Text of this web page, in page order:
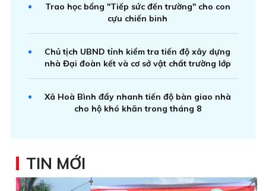
Trao học bổng "Tiếp sức đến trường" cho con
cựu chiến binh
Chủ tịch UBND tỉnh kiểm tra tiến độ xây dựng
nhà Đại đoàn kết và cơ sở vật chất trường lớp
Xã Hoà Bình đẩy nhanh tiến độ bàn giao nhà
cho hộ khó khăn trong tháng 8
TIN MỚI